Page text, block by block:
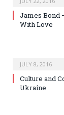
James Bond
With Love
JULY 8, 2016
Culture and
Ukraine